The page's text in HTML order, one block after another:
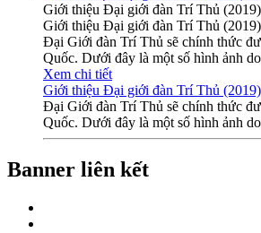
Giới thiệu Đại giới đàn Trí Thủ
Giới thiệu Đại giới đàn Trí Thủ
Đại Giới đàn Trí Thủ sẽ chính thức
Quốc. Dưới đây là một số hình ảnh
Xem chi tiết
Giới thiệu Đại giới đàn Trí Thủ
Đại Giới đàn Trí Thủ sẽ chính thức
Quốc. Dưới đây là một số hình ảnh
Banner liên kết